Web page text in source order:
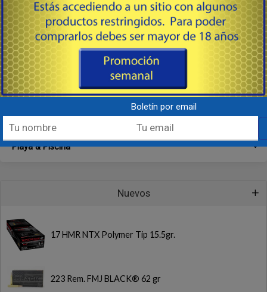
Buceo
Natación
Accesorios, Patas, Gorras & Lentes
Mallas & Bikinis
Prendas, Batas, Calzado & Toallas
Shorts, Jammers & Zungas
Playa & Piscina
Nuevos
17 HMR NTX Polymer Tip 15.5gr.
223 Rem. FMJ BLACK® 62 gr
Boletín por email